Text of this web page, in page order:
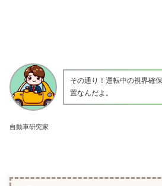
自動車研究家
その通り！運転中の視界確
置なんだよ。